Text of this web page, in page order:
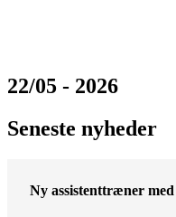
22/05 - 2026
Seneste nyheder
Ny assistenttræner